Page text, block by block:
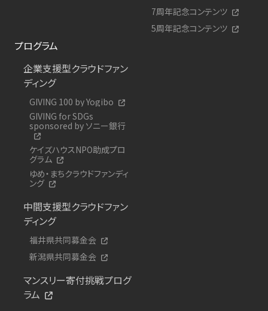
7周年記念コンテンツ
5周年記念コンテンツ
プログラム
企業支援型クラウドファン
ディング
GIVING 100 by Yogibo
GIVING for SDGs
sponsored by ソニー銀行
ケイズハウスNPO助成プロ
グラム
ゆめ・まちクラウドファンディ
ング
中間支援型クラウドファン
ディング
福井県共同募金会
新潟県共同募金会
マンスリー寄付挑戦プログ
ラム